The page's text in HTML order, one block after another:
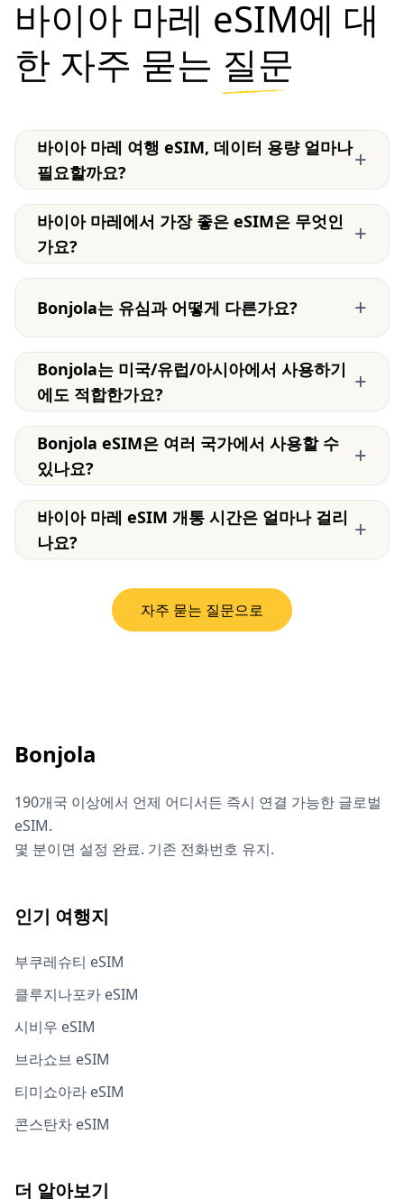
바이아 마레 eSIM에 대
한 자주 묻는 질문
바이아 마레 여행 eSIM, 데이터 용량 얼마나
필요할까요?
+
바이아 마레에서 가장 좋은 eSIM은 무엇인
가요?
+
Bonjola는 유심과 어떻게 다른가요? +
Bonjola는 미국/유럽/아시아에서 사용하기
에도 적합한가요?
+
Bonjola eSIM은 여러 국가에서 사용할 수
있나요?
+
바이아 마레 eSIM 개통 시간은 얼마나 걸리
나요?
+
자주 묻는 질문으로
Bonjola
190개국 이상에서 언제 어디서든 즉시 연결 가능한 글로벌
eSIM.
몇 분이면 설정 완료. 기존 전화번호 유지.
인기 여행지
부쿠레슈티 eSIM
클루지나포카 eSIM
시비우 eSIM
브라쇼브 eSIM
티미쇼아라 eSIM
콘스탄차 eSIM
더 알아보기